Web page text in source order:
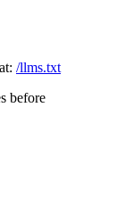
/llms.txt
before